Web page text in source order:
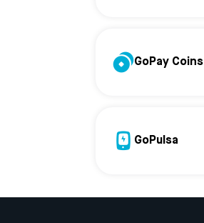
GoPay Coins
GoPulsa